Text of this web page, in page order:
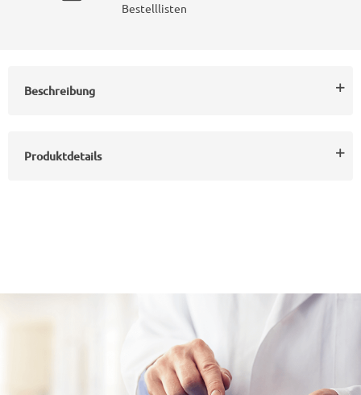
Bestelllisten
Beschreibung
Produktdetails